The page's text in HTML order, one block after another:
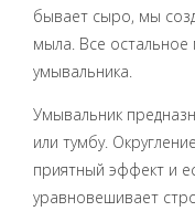
бывает сыро, мы
мыла. Все
умывальника.
Умывальник
или тумбу.
приятный эффект и
уравновешивает